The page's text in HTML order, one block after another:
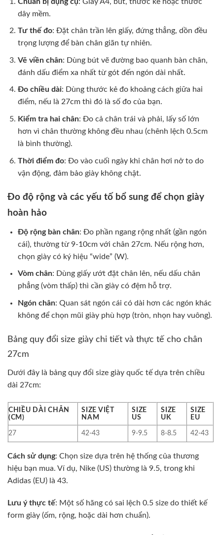
dây mềm.
Tư thế đo: Đặt chân trần lên giấy, đứng thẳng, dồn đều
trọng lượng để bàn chân giãn tự nhiên.
Vẽ viền chân: Dùng bút vẽ đường bao quanh bàn chân,
đánh dấu điểm xa nhất từ gót đến ngón dài nhất.
Đo chiều dài: Dùng thước kẻ đo khoảng cách giữa hai
điểm, nếu là 27cm thì đó là số đo của bạn.
Kiểm tra hai chân: Đo cả chân trái và phải, lấy số lớn
hơn vì chân thường không đều nhau (chênh lệch 0.5cm
là bình thường).
Thời điểm đo: Đo vào cuối ngày khi chân hơi nở to do
vận động, đảm bảo giày không chật.
Đo độ rộng và các yếu tố bổ sung để chọn giày
hoàn hảo
Độ rộng bàn chân: Đo phần ngang rộng nhất (gần ngón
cái), thường từ 9-10cm với chân 27cm. Nếu rộng hơn,
chọn giày có ký hiệu “wide” (W).
Vòm chân: Dùng giấy ướt đặt chân lên, nếu dấu chân
phẳng (vòm thấp) thì cần giày có đệm hỗ trợ.
Ngón chân: Quan sát ngón cái có dài hơn các ngón khác
không để chọn mũi giày phù hợp (tròn, nhọn hay vuông).
Bảng quy đổi size giày chi tiết và thực tế cho chân
27cm
Dưới đây là bảng quy đổi size giày quốc tế dựa trên chiều
dài 27cm:
CHIỀU DÀI CHÂN
(CM)
SIZE VIỆT
NAM
SIZE
US
SIZE
UK
SIZE
EU
27 42-43 9-9.5 8-8.5 42-43
Cách sử dụng: Chọn size dựa trên hệ thống của thương
hiệu bạn mua. Ví dụ, Nike (US) thường là 9.5, trong khi
Adidas (EU) là 43.
Lưu ý thực tế: Một số hãng có sai lệch 0.5 size do thiết kế
form giày (ốm, rộng, hoặc dài hơn chuẩn).